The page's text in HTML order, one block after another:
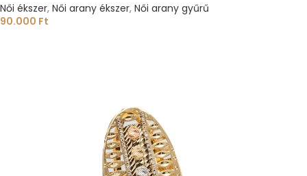
Női ékszer, Női arany ékszer, Női arany gyűrű
90.000 Ft